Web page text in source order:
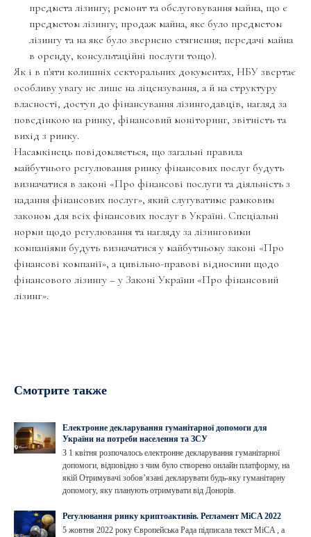
предмета лізингу; ремонт та обслуговування майна, що є
предметом лізингу; продаж майна, яке було предметом
лізингу та на яке було звернено стягнення; передачі майна
в оренду, консультаційні послуги тощо).
Як і в п'яти колишніх секторальних документах, НБУ звертає
особливу увагу не лише на ліцензування, а й на структуру
власності, доступ до фінансування лізингодавців, нагляд за
поведінкою на ринку, фінансовий моніторинг, звітність та
вихід з ринку.
Насамкінець повідомляється, що загальні правила
майбутнього регулювання ринку фінансових послуг будуть
визначатися в законі «Про фінансові послуги та діяльність з
надання фінансових послуг», який слугуватиме рамковим
законом для всіх фінансових послуг в Україні. Спеціальні
норми щодо регулювання та нагляду за лізинговими
компаніями будуть визначатися у майбутньому законі «Про
фінансові компанії», а цивільно-правові відносини щодо
фінансового лізингу – у Законі України «Про фінансовий
лізинг».
Смотрите также
Електронне декларування гуманітарної допомоги для
України на потреби населення та ЗСУ
З 1 квітня розпочалось електронне декларування гуманітарної
допомоги, відповідно з чим було створено онлайн платформу, на
якій Отримувачі зобов’язані декларувати будь-яку гуманітарну
допомогу, яку планують отримувати від Донорів.
Регулювання ринку криптоактивів. Регламент MiCA 2022
5 жовтня 2022 року Європейська Рада підписала текст MiCA , а